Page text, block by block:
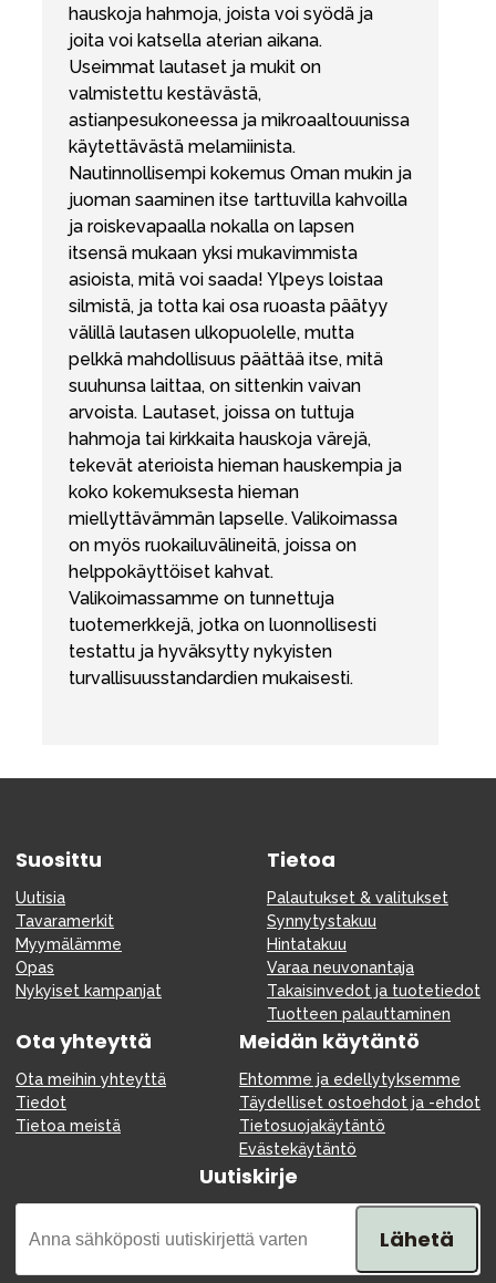
hauskoja hahmoja, joista voi syödä ja
joita voi katsella aterian aikana.
Useimmat lautaset ja mukit on
valmistettu kestävästä,
astianpesukoneessa ja mikroaaltouunissa
käytettävästä melamiinista.
Nautinnollisempi kokemus Oman mukin ja
juoman saaminen itse tarttuvilla kahvoilla
ja roiskevapaalla nokalla on lapsen
itsensä mukaan yksi mukavimmista
asioista, mitä voi saada! Ylpeys loistaa
silmistä, ja totta kai osa ruoasta päätyy
välillä lautasen ulkopuolelle, mutta
pelkkä mahdollisuus päättää itse, mitä
suuhunsa laittaa, on sittenkin vaivan
arvoista. Lautaset, joissa on tuttuja
hahmoja tai kirkkaita hauskoja värejä,
tekevät aterioista hieman hauskempia ja
koko kokemuksesta hieman
miellyttävämmän lapselle. Valikoimassa
on myös ruokailuvälineitä, joissa on
helppokäyttöiset kahvat.
Valikoimassamme on tunnettuja
tuotemerkkejä, jotka on luonnollisesti
testattu ja hyväksytty nykyisten
turvallisuusstandardien mukaisesti.
Suosittu
Uutisia
Tavaramerkit
Myymälämme
Opas
Nykyiset kampanjat
Tietoa
Palautukset & valitukset
Synnytystakuu
Hintatakuu
Varaa neuvonantaja
Takaisinvedot ja tuotetiedot
Tuotteen palauttaminen
Ota yhteyttä
Ota meihin yhteyttä
Tiedot
Tietoa meistä
Meidän käytäntö
Ehtomme ja edellytyksemme
Täydelliset ostoehdot ja -ehdot
Tietosuojakäytäntö
Evästekäytäntö
Uutiskirje
Lähetä